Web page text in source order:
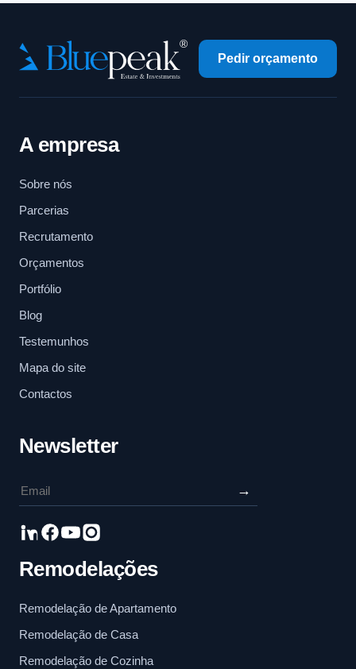
Pedir orçamento
A empresa
Sobre nós
Parcerias
Recrutamento
Orçamentos
Portfólio
Blog
Testemunhos
Mapa do site
Contactos
Newsletter
→
Remodelações
Remodelação de Apartamento
Remodelação de Casa
Remodelação de Cozinha